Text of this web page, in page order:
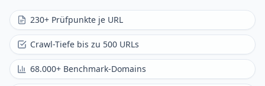
230+ Prüfpunkte je URL
Crawl-Tiefe bis zu 500 URLs
68.000+ Benchmark-Domains